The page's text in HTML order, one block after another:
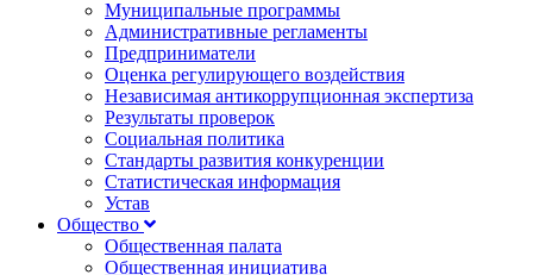
Муниципальные программы
Административные регламенты
Предприниматели
Оценка регулирующего воздействия
Независимая антикоррупционная экспертиза
Результаты проверок
Социальная политика
Стандарты развития конкуренции
Статистическая информация
Устав
Общество
Общественная палата
Общественная инициатива